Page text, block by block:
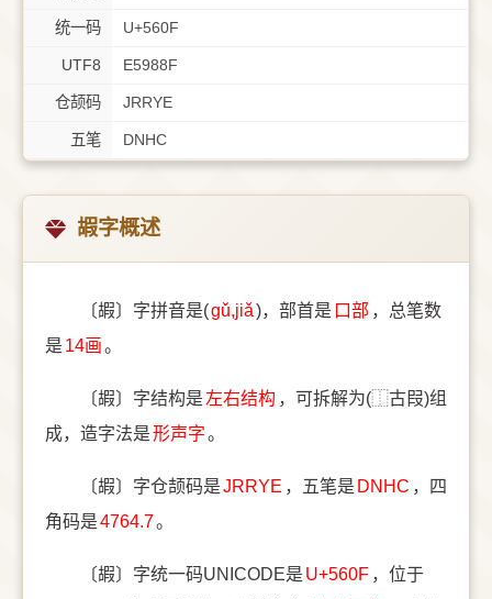
统一码 U+560F
UTF8 E5988F
仓颉码 JRRYE
五笔 DNHC
嘏字概述
〔嘏〕字拼音是(gǔ,jiǎ)，部首是 ⼝部 ，总笔数
是 14画。
〔嘏〕字结构是 左右结构 ，可拆解为(⿰古叚)组
成，造字法是形声字。
〔嘏〕字仓颉码是JRRYE ，五笔是 DNHC ，四
角码是4764.7。
〔嘏〕字统一码UNICODE是 U+560F ，位于